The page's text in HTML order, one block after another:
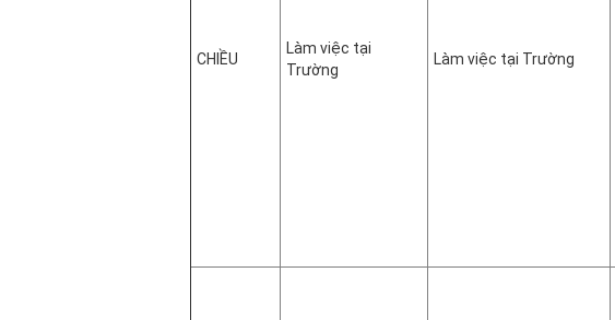
CHIỀU
Làm việc tại
Trường
Làm việc tại Trường